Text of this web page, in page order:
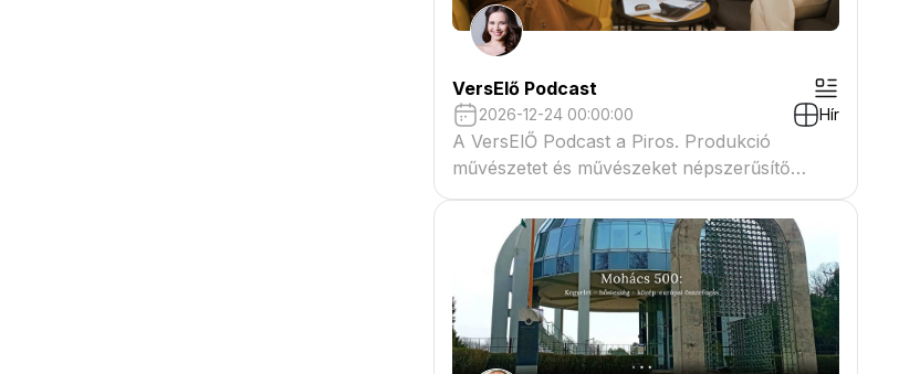
VersElő Podcast
2026-12-24 00:00:00 Hír
A VersElŐ Podcast a Piros. Produkció
művészetet és művészeket népszerűsítő
beszélgető műsora